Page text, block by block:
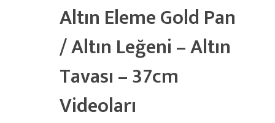
Altın Eleme Gold Pan
/ Altın Leğeni – Altın
Tavası – 37cm
Videoları